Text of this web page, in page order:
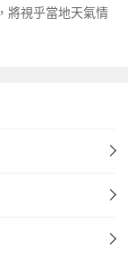
將視乎當地天氣情